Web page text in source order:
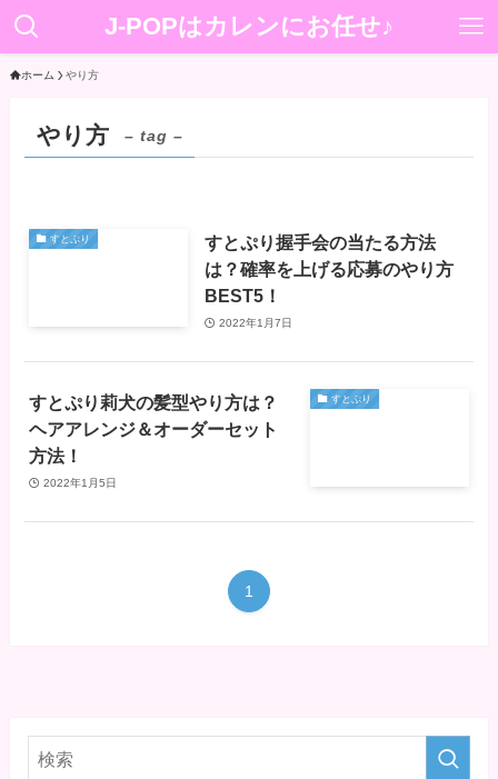
J-POPはカレンにお任せ♪
ホーム やり方
やり方 – tag –
すとぷり
すとぷり握手会の当たる方法
は？確率を上げる応募のやり方
BEST5！
2022年1月7日
すとぷり
すとぷり莉犬の髪型やり方は？
ヘアアレンジ＆オーダーセット
方法！
2022年1月5日
1